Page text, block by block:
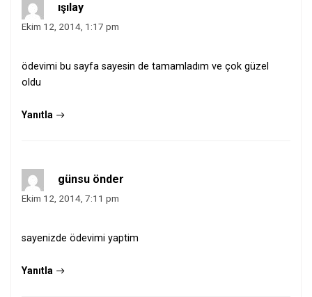
ışılay
Ekim 12, 2014, 1:17 pm
ödevimi bu sayfa sayesin de tamamladım ve çok güzel
oldu
Yanıtla
günsu önder
Ekim 12, 2014, 7:11 pm
sayenizde ödevimi yaptim
Yanıtla